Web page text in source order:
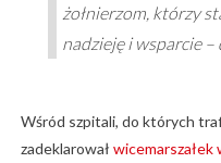
żołnierzom, którzy
nadzieję i wsparcie
Wśród szpitali, do których
zadeklarował wicemarszałek